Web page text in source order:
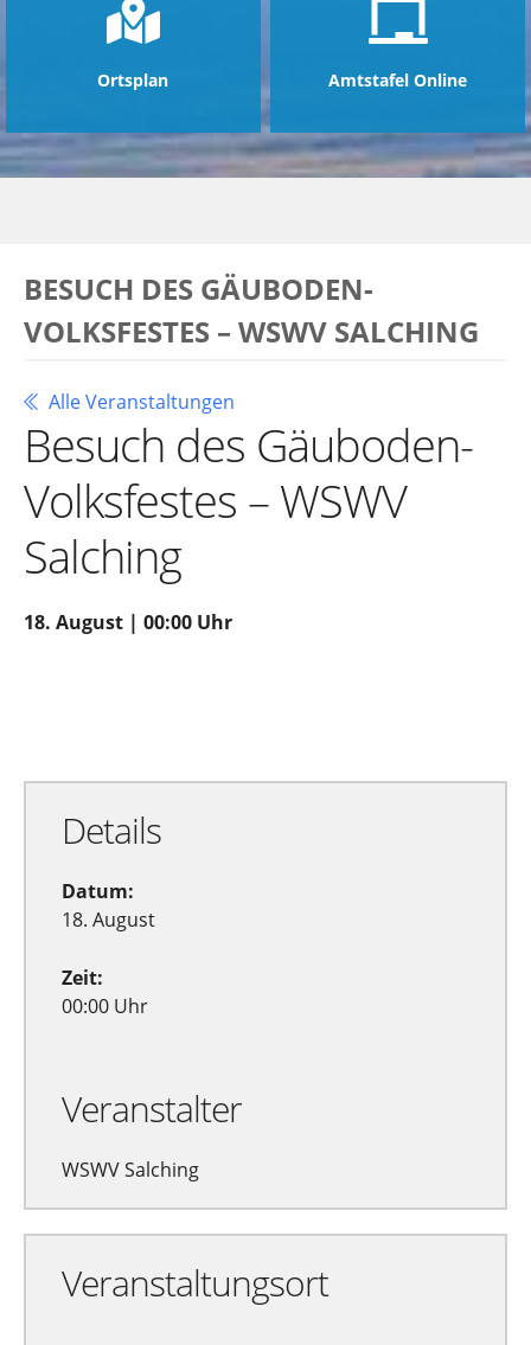
Ortsplan Amtstafel Online
BESUCH DES GÄUBODEN-
VOLKSFESTES – WSWV SALCHING
Alle Veranstaltungen
Besuch des Gäuboden-
Volksfestes – WSWV
Salching
18. August | 00:00 Uhr
Details
Datum:
18. August
Zeit:
00:00 Uhr
Veranstalter
WSWV Salching
Veranstaltungsort